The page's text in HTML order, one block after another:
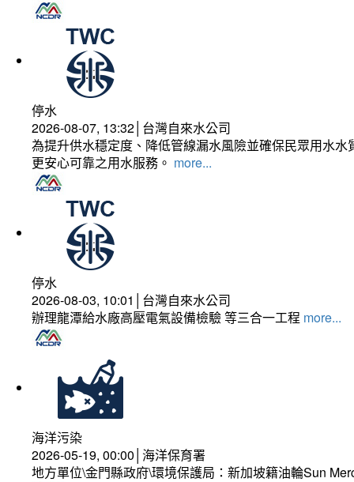
停水
2026-08-07, 13:32│台灣自來水公司
為提升供水穩定度、降低管線漏水風險並確保民眾用水
更安心可靠之用水服務。 more...
停水
2026-08-03, 10:01│台灣自來水公司
辦理龍潭給水廠高壓電氣設備檢驗 等三合一工程 more...
海洋污染
2026-05-19, 00:00│海洋保育署
地方單位\金門縣政府\環境保護局：新加坡籍油輪Sun